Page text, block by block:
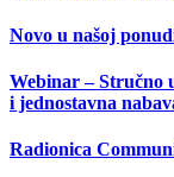
Novo u našoj
Webinar – Stručno
i jednostavna
Radionica